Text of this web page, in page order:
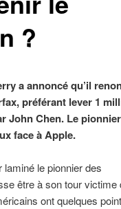
?
a annoncé qu’il
préférant lever 1
John Chen. Le
face à Apple.
laminé le pionnier des
être à son tour victime
ont quelques